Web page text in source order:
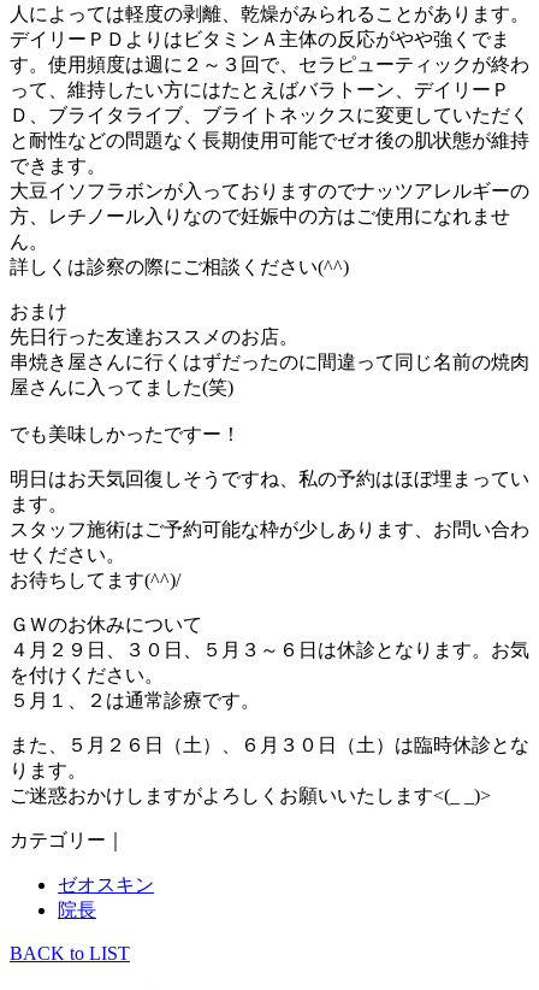
人によっては軽度の剥離、乾燥がみられることがあります。
デイリーＰＤよりはビタミンＡ主体の反応がやや強くでま
す。使用頻度は週に２～３回で、セラピューティックが終わ
って、維持したい方にはたとえばバラトーン、デイリーＰ
Ｄ、ブライタライブ、ブライトネックスに変更していただく
と耐性などの問題なく長期使用可能でゼオ後の肌状態が維持
できます。
大豆イソフラボンが入っておりますのでナッツアレルギーの
方、レチノール入りなので妊娠中の方はご使用になれませ
ん。
詳しくは診察の際にご相談ください(^^)
おまけ
先日行った友達おススメのお店。
串焼き屋さんに行くはずだったのに間違って同じ名前の焼肉
屋さんに入ってました(笑)
でも美味しかったですー！
明日はお天気回復しそうですね、私の予約はほぼ埋まってい
ます。
スタッフ施術はご予約可能な枠が少しあります、お問い合わ
せください。
お待ちしてます(^^)/
ＧＷのお休みについて
４月２９日、３０日、５月３～６日は休診となります。お気
を付けください。
５月１、２は通常診療です。
また、５月２６日（土）、６月３０日（土）は臨時休診とな
ります。
ご迷惑おかけしますがよろしくお願いいたします<(_ _)>
カテゴリー｜
ゼオスキン
院長
BACK to LIST